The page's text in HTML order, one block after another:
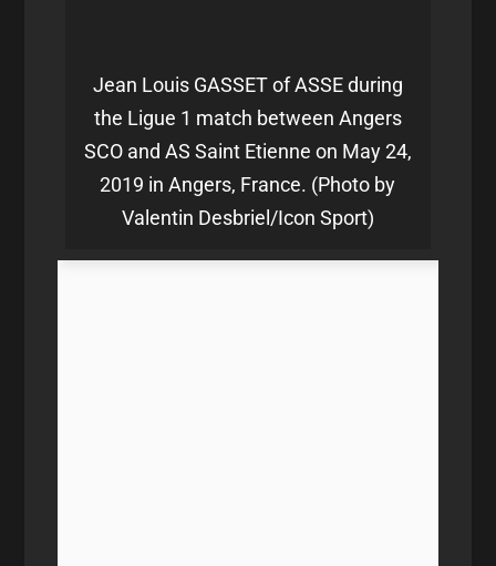
Jean Louis GASSET of ASSE during
the Ligue 1 match between Angers
SCO and AS Saint Etienne on May 24,
2019 in Angers, France. (Photo by
Valentin Desbriel/Icon Sport)